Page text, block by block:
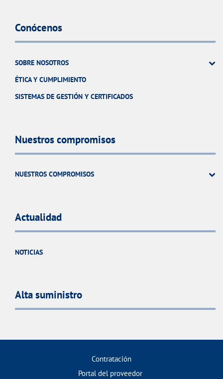
Conócenos
SOBRE NOSOTROS
ÉTICA Y CUMPLIMIENTO
SISTEMAS DE GESTIÓN Y CERTIFICADOS
Nuestros compromisos
NUESTROS COMPROMISOS
Actualidad
NOTICIAS
Alta suministro
Contratación
Portal del proveedor